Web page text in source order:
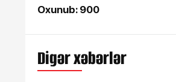
Oxunub: 900
Digər xəbərlər